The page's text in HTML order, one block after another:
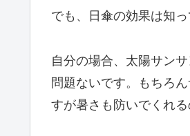
でも、日傘の効果は知っ
自分の場合、太陽サン
問題ないです。もちろ
すが暑さも防いでくれ